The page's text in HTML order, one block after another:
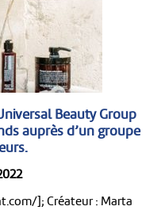
Beauty Group
auprès d’un groupe
]; Créateur : Marta